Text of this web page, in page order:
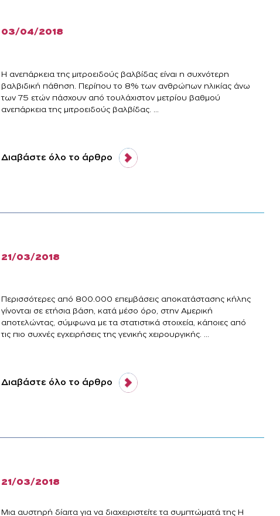
03/04/2018
Η ανεπάρκεια της μιτροειδούς βαλβίδας είναι η συχνότερη
βαλβιδική πάθηση. Περίπου το 8% των ανθρώπων ηλικίας άνω
των 75 ετών πάσχουν από τουλάχιστον μετρίου βαθμού
ανεπάρκεια της μιτροειδούς βαλβίδας. ...
Διαβάστε όλο το άρθρο
21/03/2018
Περισσότερες από 800.000 επεμβάσεις αποκατάστασης κήλης
γίνονται σε ετήσια βάση, κατά μέσο όρο, στην Αμερική
αποτελώντας, σύμφωνα με τα στατιστικά στοιχεία, κάποιες από
τις πιο συχνές εγχειρήσεις της γενικής χειρουργικής. ...
Διαβάστε όλο το άρθρο
21/03/2018
Μια αυστηρή δίαιτα για να διαχειριστείτε τα συμπτώματά της Η